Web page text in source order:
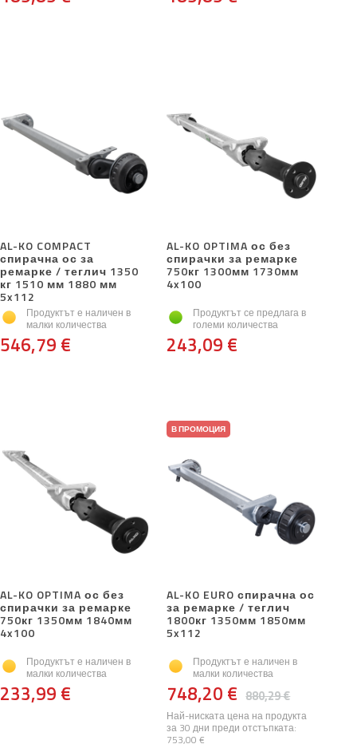
AL-KO COMPACT
спирачна ос за
ремарке / теглич 1350
кг 1510 мм 1880 мм
5x112
Продуктът е наличен в
малки количества
546,79 €
AL-KO OPTIMA ос без
спирачки за ремарке
750кг 1300мм 1730мм
4x100
Продуктът се предлага в
големи количества
243,09 €
AL-KO OPTIMA ос без
спирачки за ремарке
750кг 1350мм 1840мм
4x100
Продуктът е наличен в
малки количества
233,99 €
В ПРОМОЦИЯ
AL-KO EURO спирачна ос
за ремарке / теглич
1800кг 1350мм 1850мм
5x112
Продуктът е наличен в
малки количества
880,29 €
748,20 €
Най-ниската цена на продукта
за 30 дни преди отстъпката:
753,00 €